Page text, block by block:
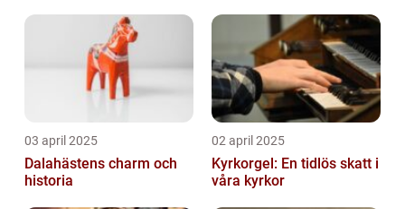
03 april 2025
Dalahästens charm och
historia
02 april 2025
Kyrkorgel: En tidlös skatt i
våra kyrkor